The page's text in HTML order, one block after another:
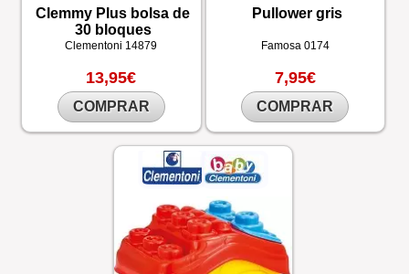
Clemmy Plus bolsa de
30 bloques
Clementoni 14879
13,95€
COMPRAR
Pullower gris
Famosa 0174
7,95€
COMPRAR